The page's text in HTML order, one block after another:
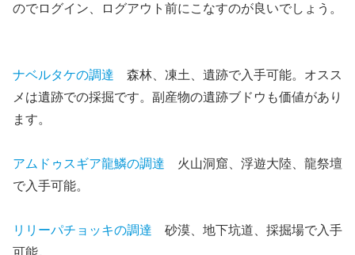
のでログイン、ログアウト前にこなすのが良いでしょう。
ナベルタケの調達 森林、凍土、遺跡で入手可能。オスス
メは遺跡での採掘です。副産物の遺跡ブドウも価値があり
ます。
アムドゥスギア龍鱗の調達 火山洞窟、浮遊大陸、龍祭壇
で入手可能。
リリーパチョッキの調達 砂漠、地下坑道、採掘場で入手
可能。